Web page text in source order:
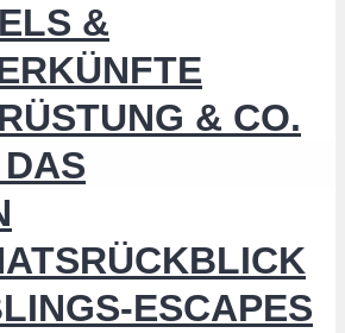
&
& CO.
ESCAPES